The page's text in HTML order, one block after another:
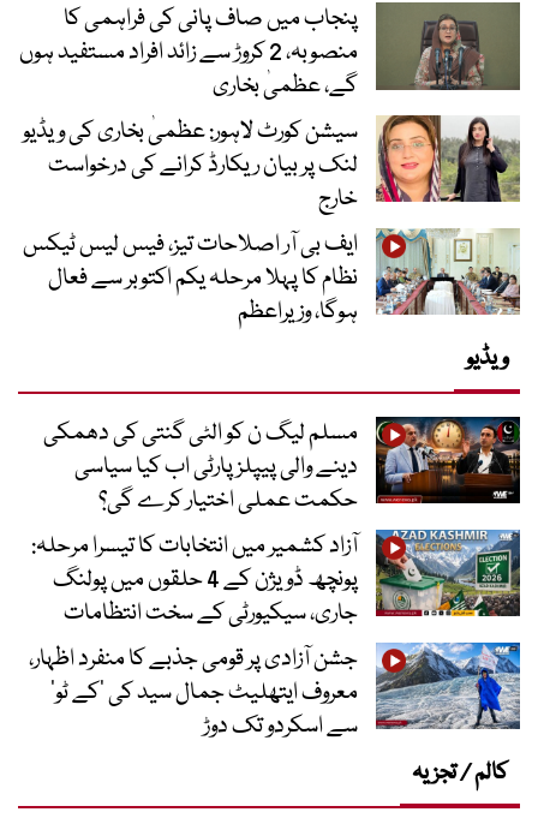
پنجاب میں صاف پانی کی فراہمی کا
منصوبہ، 2 کروڑ سے زائد افراد مستفید ہوں
گے، عظمیٰ بخاری
سیشن کورٹ لاہور: عظمیٰ بخاری کی ویڈیو
لنک پر بیان ریکارڈ کرانے کی درخواست
خارج
ایف بی آر اصلاحات تیز، فیس لیس ٹیکس
نظام کا پہلا مرحلہ یکم اکتوبر سے فعال
ہوگا، وزیراعظم
ویڈیو
مسلم لیگ ن کو الٹی گنتی کی دھمکی
دینے والی پیپلز پارٹی اب کیا سیاسی
حکمت عملی اختیار کرے گی؟
آزاد کشمیر میں انتخابات کا تیسرا مرحلہ:
پونچھ ڈویژن کے 4 حلقوں میں پولنگ
جاری، سیکیورٹی کے سخت انتظامات
جشن آزادی پر قومی جذبے کا منفرد اظہار،
معروف ایتھلیٹ جمال سید کی ’کے ٹو‘
سے اسکردو تک دوڑ
کالم / تجزیہ